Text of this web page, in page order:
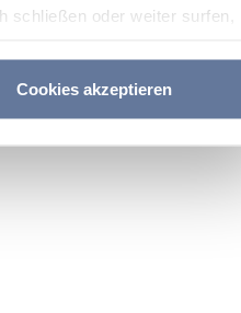
schließen oder weiter surfen,
Cookies akzeptieren